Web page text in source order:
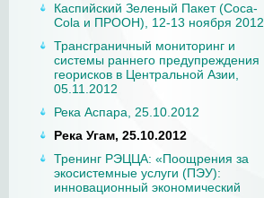
Каспийский Зеленый Пакет (Coca-
Cola и ПРООН), 12-13 ноября 2012
Трансграничный мониторинг и
системы раннего предупреждения
георисков в Центральной Азии,
05.11.2012
Река Аспара, 25.10.2012
Река Угам, 25.10.2012
Тренинг РЭЦЦА: «Поощрения за
экосистемные услуги (ПЭУ):
инновационный экономический